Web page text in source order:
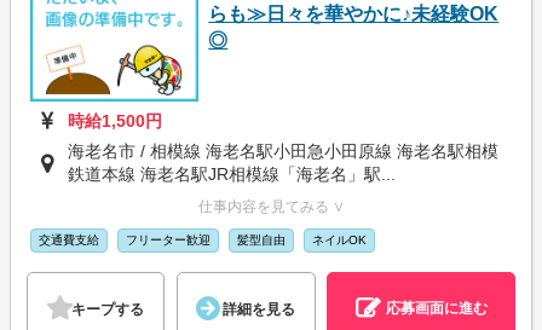
らも≫日々を華やかに♪未経験OK
◎
時給1,500円
海老名市 / 相模線 海老名駅小田急小田原線 海老名駅相模
鉄道本線 海老名駅JR相模線「海老名」駅...
仕事内容を見てみる ∨
交通費支給 フリーター歓迎 髪型自由 ネイルOK
キープする 詳細を見る 応募画面に進む